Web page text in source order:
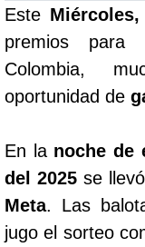
Este
premios para
Colombia,
oportunidad de
En la noche de
del 2025se
Meta. Las
jugo el sorteo